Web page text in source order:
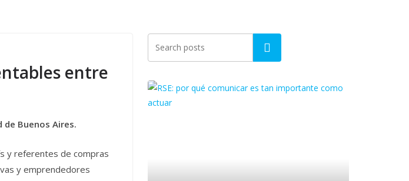
entre
de Buenos Aires.
y referentes de compras
y emprendedores